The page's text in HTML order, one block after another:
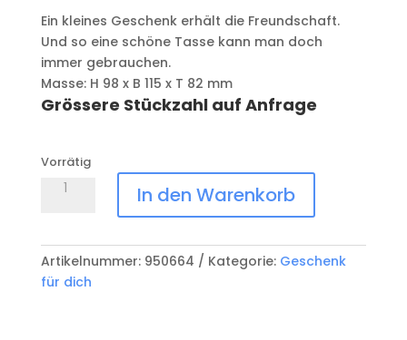
Ein kleines Geschenk erhält die Freundschaft.
Und so eine schöne Tasse kann man doch
immer gebrauchen.
Masse: H 98 x B 115 x T 82 mm
Grössere Stückzahl auf Anfrage
Vorrätig
Tasse
den
Tag...
Menge
In den Warenkorb
Artikelnummer: 950664 Kategorie: Geschenk
für dich